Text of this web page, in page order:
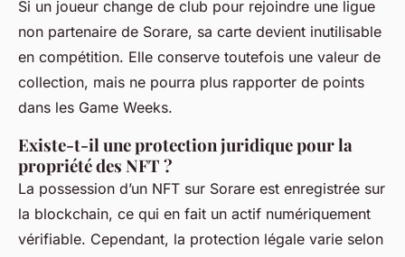
Si un joueur change de club pour rejoindre une ligue
non partenaire de Sorare, sa carte devient inutilisable
en compétition. Elle conserve toutefois une valeur de
collection, mais ne pourra plus rapporter de points
dans les Game Weeks.
Existe-t-il une protection juridique pour la
propriété des NFT ?
La possession d’un NFT sur Sorare est enregistrée sur
la blockchain, ce qui en fait un actif numériquement
vérifiable. Cependant, la protection légale varie selon